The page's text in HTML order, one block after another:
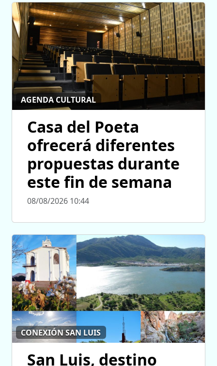
AGENDA CULTURAL
Casa del Poeta
ofrecerá diferentes
propuestas durante
este fin de semana
08/08/2026 10:44
CONEXIÓN SAN LUIS
San Luis, destino